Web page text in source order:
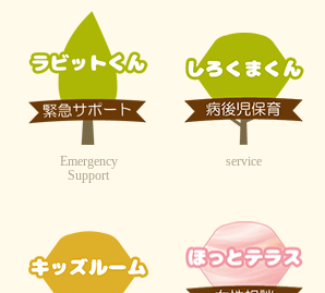
Emergency
Support
service